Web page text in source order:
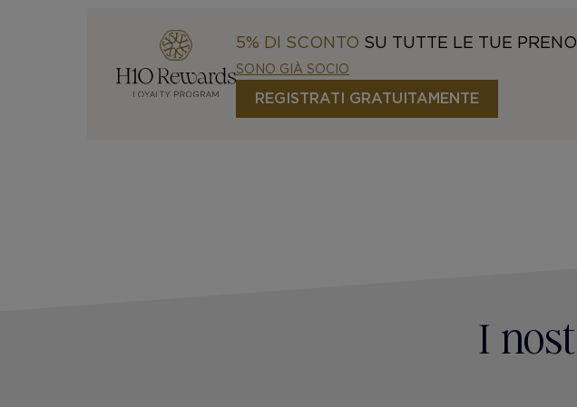
5% DI SCONTO SU TUTTE LE TUE
SONO GIÀ SOCIO
REGISTRATI GRATUITAMENTE
I